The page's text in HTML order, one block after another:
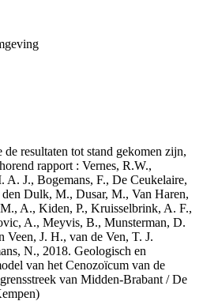
resultaten tot stand gekomen zijn,
rapport : Vernes, R.W.,
A. J., Bogemans, F., De Ceukelaire,
Dulk, M., Dusar, M., Van Haren,
A., Kiden, P., Kruisselbrink, A. F.,
A., Meyvis, B., Munsterman, D.
Veen, J. H., van de Ven, T. J.
N., 2018. Geologisch en
van het Cenozoïcum van de
van Midden-Brabant / De